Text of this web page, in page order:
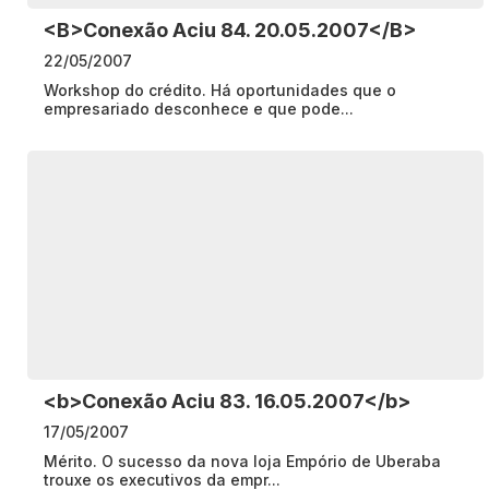
<B>Conexão Aciu 84. 20.05.2007</B>
22/05/2007
Workshop do crédito. Há oportunidades que o
empresariado desconhece e que pode...
<b>Conexão Aciu 83. 16.05.2007</b>
17/05/2007
Mérito. O sucesso da nova loja Empório de Uberaba
trouxe os executivos da empr...